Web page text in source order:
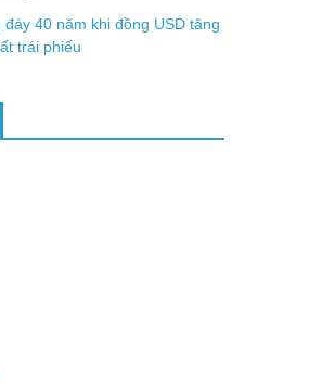
40 năm khi đồng USD tăng
trái phiếu